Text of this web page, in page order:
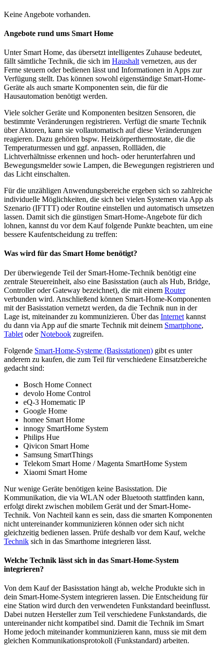
Keine Angebote vorhanden.
Angebote rund ums Smart Home
Unter Smart Home, das übersetzt intelligentes Zuhause bedeutet,
fällt sämtliche Technik, die sich im Haushalt vernetzen, aus der
Ferne steuern oder bedienen lässt und Informationen in Apps zur
Verfügung stellt. Das können sowohl eigenständige Smart-Home-
Geräte als auch smarte Komponenten sein, die für die
Hausautomation benötigt werden.
Viele solcher Geräte und Komponenten besitzen Sensoren, die
bestimmte Veränderungen registrieren. Verfügt die smarte Technik
über Aktoren, kann sie vollautomatisch auf diese Veränderungen
reagieren. Dazu gehören bspw. Heizkörperthermostate, die die
Temperaturmessen und ggf. anpassen, Rollläden, die
Lichtverhältnisse erkennen und hoch- oder herunterfahren und
Bewegungsmelder sowie Lampen, die Bewegungen registrieren und
das Licht einschalten.
Für die unzähligen Anwendungsbereiche ergeben sich so zahlreiche
individuelle Möglichkeiten, die sich bei vielen Systemen via App als
Szenario (IFTTT) oder Routine einstellen und automatisch umsetzen
lassen. Damit sich die günstigen Smart-Home-Angebote für dich
lohnen, kannst du vor dem Kauf folgende Punkte beachten, um eine
bessere Kaufentscheidung zu treffen:
Was wird für das Smart Home benötigt?
Der überwiegende Teil der Smart-Home-Technik benötigt eine
zentrale Steuereinheit, also eine Basisstation (auch als Hub, Bridge,
Controller oder Gateway bezeichnet), die mit einem Router
verbunden wird. Anschließend können Smart-Home-Komponenten
mit der Basisstation vernetzt werden, da die Technik nun in der
Lage ist, miteinander zu kommunizieren. Über das Internet kannst
du dann via App auf die smarte Technik mit deinem Smartphone,
Tablet oderNotebook zugreifen.
Folgende Smart-Home-Systeme (Basisstationen) gibt es unter
anderem zu kaufen, die zum Teil für verschiedene Einsatzbereiche
gedacht sind:
Bosch Home Connect
devolo Home Control
eQ-3 Homematic IP
Google Home
homee Smart Home
innogy SmartHome System
Philips Hue
Qivicon Smart Home
Samsung SmartThings
Telekom Smart Home / Magenta SmartHome System
Xiaomi Smart Home
Nur wenige Geräte benötigen keine Basisstation. Die
Kommunikation, die via WLAN oder Bluetooth stattfinden kann,
erfolgt direkt zwischen mobilem Gerät und der Smart-Home-
Technik. Von Nachteil kann es sein, dass die smarten Komponenten
nicht untereinander kommunizieren können oder sich nicht
gleichzeitig bedienen lassen. Prüfe deshalb vor dem Kauf, welche
Technik sich in das Smarthome integrieren lässt.
Welche Technik lässt sich in das Smart-Home-System
integrieren?
Von dem Kauf der Basisstation hängt ab, welche Produkte sich in
dein Smart-Home-System integrieren lassen. Die Entscheidung für
eine Station wird durch den verwendeten Funkstandard beeinflusst.
Dabei nutzen Hersteller zum Teil verschiedene Funkstandards, die
untereinander nicht kompatibel sind. Damit die Technik im Smart
Home jedoch miteinander kommunizieren kann, muss sie mit dem
gleichen Kommunikationsprotokoll (Funkstandard) arbeiten.